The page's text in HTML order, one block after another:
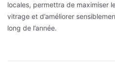
locales, permettra de maximiser
vitrage et d’améliorer
long de l’année.